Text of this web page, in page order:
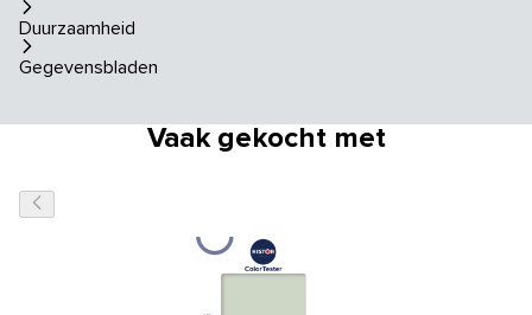
Duurzaamheid
Gegevensbladen
Vaak gekocht met